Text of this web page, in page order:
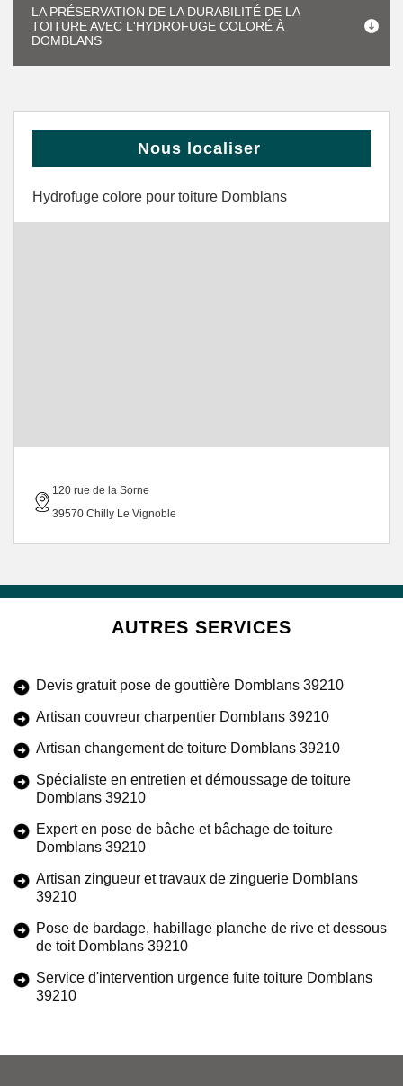
LA PRÉSERVATION DE LA DURABILITÉ DE LA
TOITURE AVEC L'HYDROFUGE COLORÉ À
DOMBLANS
Nous localiser
Hydrofuge colore pour toiture Domblans
120 rue de la Sorne
39570 Chilly Le Vignoble
AUTRES SERVICES
Devis gratuit pose de gouttière Domblans 39210
Artisan couvreur charpentier Domblans 39210
Artisan changement de toiture Domblans 39210
Spécialiste en entretien et démoussage de toiture
Domblans 39210
Expert en pose de bâche et bâchage de toiture
Domblans 39210
Artisan zingueur et travaux de zinguerie Domblans
39210
Pose de bardage, habillage planche de rive et dessous
de toit Domblans 39210
Service d'intervention urgence fuite toiture Domblans
39210